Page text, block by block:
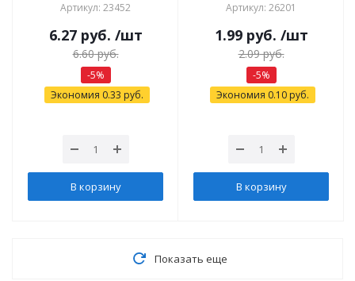
Артикул: 23452
6.27руб. /шт
6.60руб.
-5%
Экономия 0.33 руб.
В корзину
Артикул: 26201
1.99руб. /шт
2.09руб.
-5%
Экономия 0.10руб.
В корзину
Показать еще